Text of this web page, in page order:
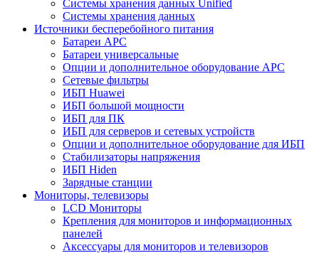
Системы хранения данных Unified
Системы хранения данных
Источники бесперебойного питания
Батареи APC
Батареи универсальные
Опции и дополнительное оборудование АРС
Сетевые фильтры
ИБП Huawei
ИБП большой мощности
ИБП для ПК
ИБП для серверов и сетевых устройств
Опции и дополнительное оборудование для ИБП
Стабилизаторы напряжения
ИБП Hiden
Зарядные станции
Мониторы, телевизоры
LCD Мониторы
Крепления для мониторов и информационных
панелей
Аксессуары для мониторов и телевизоров